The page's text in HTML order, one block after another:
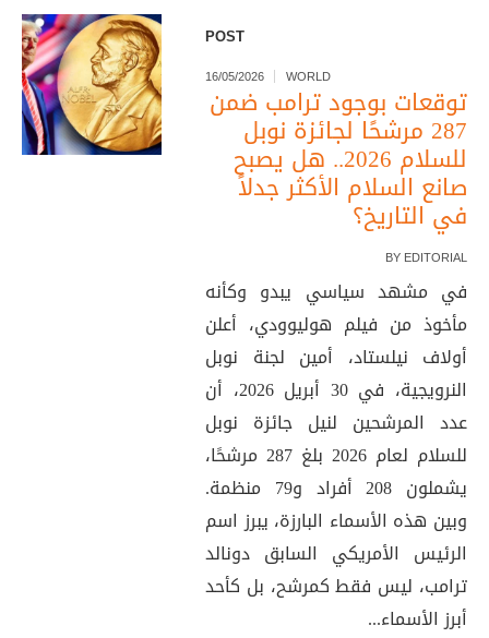
POST
16/05/2026 WORLD
توقعات بوجود ترامب ضمن
287 مرشحًا لجائزة نوبل
للسلام 2026.. هل يصبح
صانع السلام الأكثر جدلاً
في التاريخ؟
BY EDITORIAL
في مشهد سياسي يبدو وكأنه
مأخوذ من فيلم هوليوودي، أعلن
أولاف نيلستاد، أمين لجنة نوبل
النرويجية، في 30 أبريل 2026، أن
عدد المرشحين لنيل جائزة نوبل
للسلام لعام 2026 بلغ 287 مرشحًا،
يشملون 208 أفراد و79 منظمة.
وبين هذه الأسماء البارزة، يبرز اسم
الرئيس الأمريكي السابق دونالد
ترامب، ليس فقط كمرشح، بل كأحد
أبرز الأسماء...